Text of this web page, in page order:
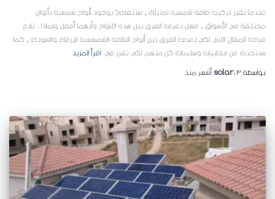
عندما تقرر تركيب طاقة شمسية لمنزلك , ستتفاجئ بوجود ألواح شمسية بألوان
مختلفة في الأسواق , فهل تعرف الفرق بين هذه الالواح وأيهما أفضل ولماذا . تابع
قراءة المقال الاتي لكي تعرف الفرق بين ألواح الطاقة الشمسسية الزرقاء والسوداء , كما
سنتحدث عن ايجابيات وسلبيات كل منهم لكي تقرر في اقرأ المزيد
بواسطة
solar، 3 أشهر منذ